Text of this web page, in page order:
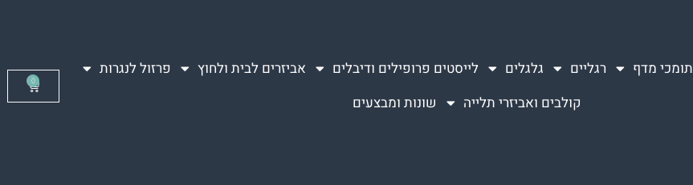
תומכי מדף רגליים גלגלים לייסטים פרופילים ודיבלים אביזרים לבית ולחוץ
פרזול לנגרות
קולבים ואביזרי תלייה
שונות ומבצעים
0